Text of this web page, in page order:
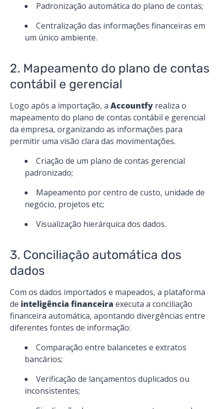
Padronização automática do plano de contas;
Centralização das informações financeiras em
um único ambiente.
2. Mapeamento do plano de contas
contábil e gerencial
Logo após a importação, a Accountfy realiza o
mapeamento do plano de contas contábil e gerencial
da empresa, organizando as informações para
permitir uma visão clara das movimentações.
Criação de um plano de contas gerencial
padronizado;
Mapeamento por centro de custo, unidade de
negócio, projetos etc;
Visualização hierárquica dos dados.
3. Conciliação automática dos
dados
Com os dados importados e mapeados, a plataforma
de inteligência financeira executa a conciliação
financeira automática, apontando divergências entre
diferentes fontes de informação:
Comparação entre balancetes e extratos
bancários;
Verificação de lançamentos duplicados ou
inconsistentes;